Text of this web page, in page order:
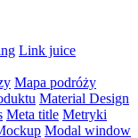
Link juice
Mapa podróży
Material Design
Meta title Metryki
Modal window